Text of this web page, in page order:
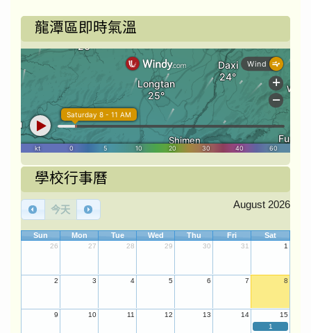
龍潭區即時氣溫
學校行事曆
今天 August 2026
Sun Mon Tue Wed Thu Fri Sat
26 27 28 29 30 31 1
2 3 4 5 6 7 8
9 10 11 12 13 14
15
1